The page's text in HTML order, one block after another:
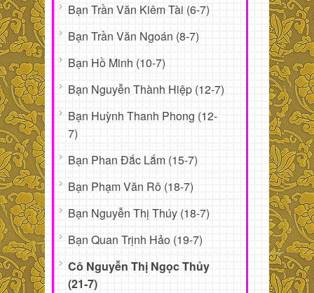
Bạn Trần Văn Kiêm Tài (6-7)
Bạn Trần Văn Ngoán (8-7)
Bạn Hồ Minh (10-7)
Bạn Nguyễn Thành Hiệp (12-7)
Bạn Huỳnh Thanh Phong (12-
7)
Bạn Phan Đắc Lắm (15-7)
Bạn Phạm Văn Rô (18-7)
Bạn Nguyễn Thị Thúy (18-7)
Bạn Quan Trịnh Hảo (19-7)
Cô Nguyễn Thị Ngọc Thủy
(21-7)